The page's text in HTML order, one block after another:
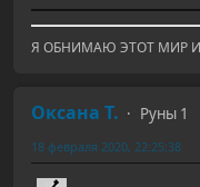
Я ОБНИМАЮ ЭТОТ МИР И
Оксана Т.
Руны 1
18 февраля 2020, 22:25:38